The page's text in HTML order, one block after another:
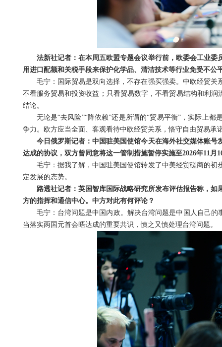
法新社记者：在本周五欧盟专题会议举行前，欧委会工业
用进口配额和关税手段来保护化学品、清洁技术等行业免受不公
毛宁：国际贸易是双向选择，不存在强买强卖。中欧经贸
不看服务贸易和投资收益；只看贸易数字，不看贸易结构和利
结论。
无论是“去风险”“降依赖”还是所谓的“贸易平衡”，实际上
争力。欧方应当全面、客观看待中欧经贸关系，恪守自由贸易
今日俄罗斯记者：中国驻美国使馆今天在海外社交媒体账
达成的协议，双方曾同意将这一管制措施暂停实施至2026年11月
毛宁：据我了解，中国驻美国使馆转发了中美经贸磋商的
定发展的态势。
路透社记者：英国智库国际战略研究所发布评估报告称，
方的指挥和通信中心。中方对此有何评论？
毛宁：台湾问题是中国内政。解决台湾问题是中国人自己
当落实两国元首会晤达成的重要共识，慎之又慎处理台湾问题。